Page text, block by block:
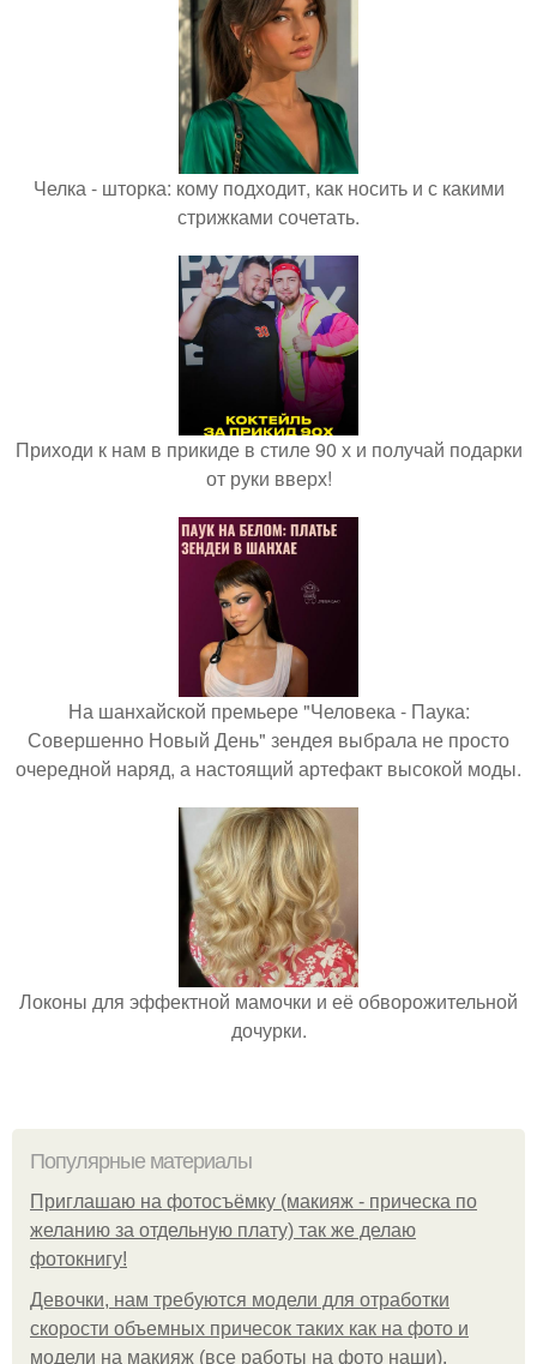
Челка - шторка: кому подходит, как носить и с какими
стрижками сочетать.
Приходи к нам в прикиде в стиле 90 х и получай подарки
от руки вверх!
На шанхайской премьере "Человека - Паука:
Совершенно Новый День" зендея выбрала не просто
очередной наряд, а настоящий артефакт высокой моды.
Локоны для эффектной мамочки и её обворожительной
дочурки.
Популярные материалы
Приглашаю на фотосъёмку (макияж - прическа по
желанию за отдельную плату) так же делаю
фотокнигу!
Девочки, нам требуются модели для отработки
скорости объемных причесок таких как на фото и
модели на макияж (все работы на фото наши).